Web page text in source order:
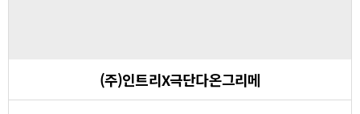
(주)인트리X극단다온그리메